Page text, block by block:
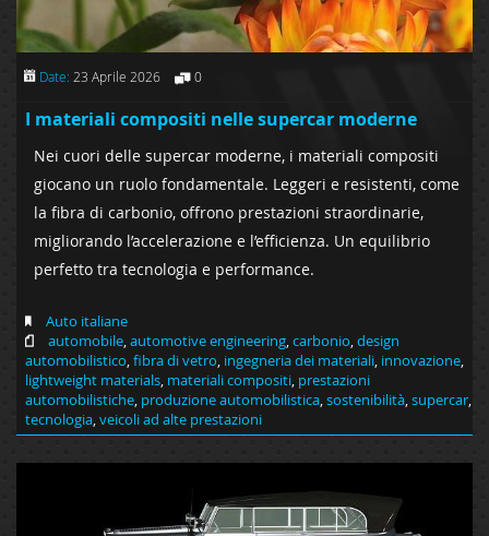
Date: 23 Aprile 2026 0
I materiali compositi nelle supercar moderne
Nei cuori delle supercar moderne, i materiali compositi
giocano un ruolo fondamentale. Leggeri e resistenti, come
la fibra di carbonio, offrono prestazioni straordinarie,
migliorando l’accelerazione e l’efficienza. Un equilibrio
perfetto tra tecnologia e performance.
Auto italiane
automobile,automotive engineering,carbonio,design
automobilistico,fibra di vetro, ingegneria dei materiali, innovazione,
lightweight materials, materiali compositi, prestazioni
automobilistiche, produzione automobilistica,sostenibilità,supercar,
tecnologia,veicoli ad alte prestazioni